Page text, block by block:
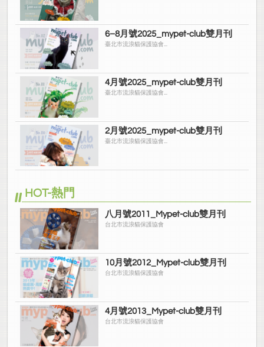
6–8月號2025_mypet-club雙月刊
臺北市流浪貓保護協會...
4月號2025_mypet-club雙月刊
臺北市流浪貓保護協會...
2月號2025_mypet-club雙月刊
臺北市流浪貓保護協會...
HOT-熱門
八月號2011_Mypet-club雙月刊
台北市流浪貓保護協會
10月號2012_Mypet-club雙月刊
台北市流浪貓保護協會
4月號2013_Mypet-club雙月刊
台北市流浪貓保護協會